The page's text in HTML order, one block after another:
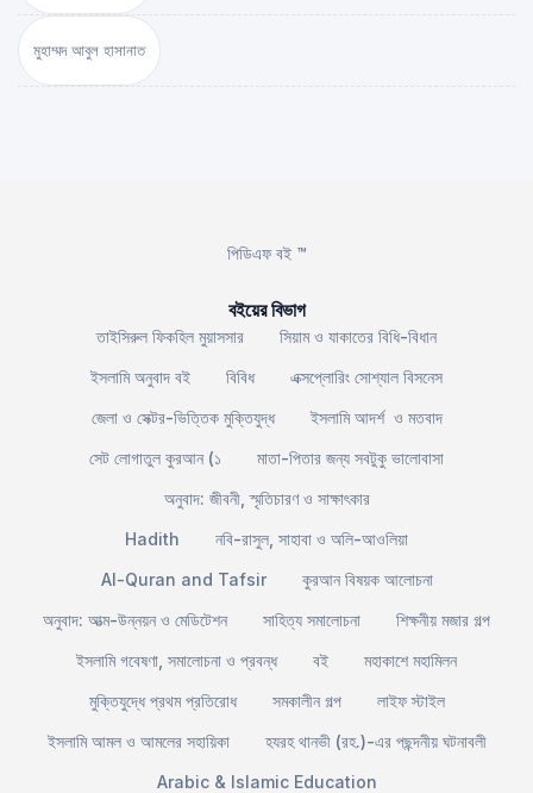
মুহাম্মদ আবুল হাসানাত
পিডিএফ বই ™
বইয়ের বিভাগ
তাইসিরুল ফিকহিল মুয়াসসার
সিয়াম ও যাকাতের বিধি-বিধান
ইসলামি অনুবাদ বই
বিবিধ
এক্সপ্লোরিং সোশ্যাল বিসনেস
জেলা ও সেক্টর-ভিত্তিক মুক্তিযুদ্ধ
ইসলামি আদর্শ ও মতবাদ
সেট লোগাতুল কুরআন (১
মাতা-পিতার জন্য সবটুকু ভালোবাসা
অনুবাদ: জীবনী, স্মৃতিচারণ ও সাক্ষাৎকার
Hadith
নবি-রাসুল, সাহাবা ও অলি-আওলিয়া
Al-Quran and Tafsir
কুরআন বিষয়ক আলোচনা
অনুবাদ: আত্ম-উন্নয়ন ও মেডিটেশন
সাহিত্য সমালোচনা
শিক্ষনীয় মজার গল্প
ইসলামি গবেষণা, সমালোচনা ও প্রবন্ধ
বই
মহাকাশে মহামিলন
মুক্তিযুদ্ধে প্রথম প্রতিরোধ
সমকালীন গল্প
লাইফ স্টাইল
ইসলামি আমল ও আমলের সহায়িকা
হযরহ থানভী (রহ.)-এর পছন্দনীয় ঘটনাবলী
Arabic & Islamic Education